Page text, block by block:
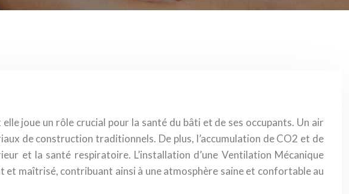
joue un rôle crucial pour la santé du bâti et de ses occupants. Un air
de construction traditionnels. De plus, l’accumulation de CO2 et de
et la santé respiratoire. L’installation d’une Ventilation Mécanique
maîtrisé, contribuant ainsi à une atmosphère saine et confortable au